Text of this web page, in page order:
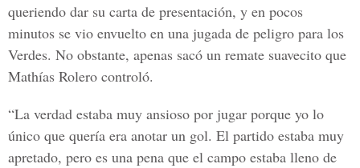
queriendo dar su carta de presentación, y en pocos
minutos se vio envuelto en una jugada de peligro para los
Verdes. No obstante, apenas sacó un remate suavecito que
Mathías Rolero controló.
“La verdad estaba muy ansioso por jugar porque yo lo
único que quería era anotar un gol. El partido estaba muy
apretado, pero es una pena que el campo estaba lleno de